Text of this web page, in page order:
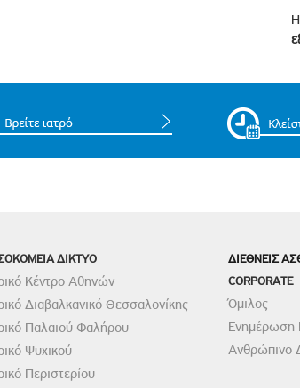
Η
ΔΙΚΤΥΟ
Κέντρο Αθηνών
Διαβαλκανικό Θεσσαλονίκης
Παλαιού Φαλήρου
Ψυχικού
Περιστερίου
ΔΙΕΘΝΕΙΣ
CORPORATE
Όμιλος
Ενημέρωση
Ανθρώπινο